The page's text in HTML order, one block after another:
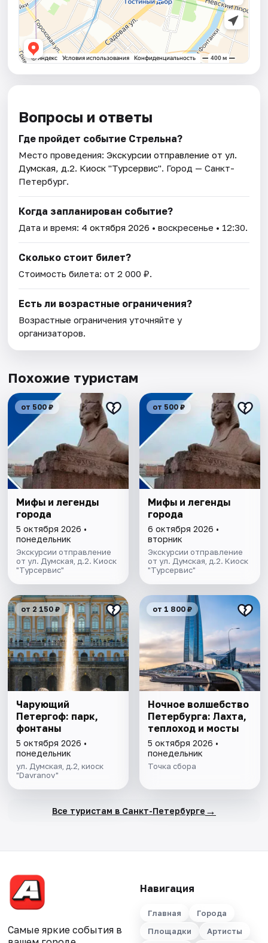
Вопросы и ответы
Где пройдет событие Стрельна?
Место проведения:Экскурсии отправление от ул.
Думская, д.2. Киоск "Турсервис". Город — Санкт-
Петербург.
Когда запланирован событие?
Дата и время: 4 октября 2026 • воскресенье • 12:30.
Сколько стоит билет?
Стоимость билета: от 2 000 ₽.
Есть ли возрастные ограничения?
Возрастные ограничения уточняйте у
организаторов.
Похожие туристам
от 500 ₽
Мифы и легенды
города
5 октября 2026 •
понедельник
Экскурсии отправление
от ул. Думская, д.2. Киоск
"Турсервис"
от 500 ₽
Мифы и легенды
города
6 октября 2026 •
вторник
Экскурсии отправление
от ул. Думская, д.2. Киоск
"Турсервис"
от 2 150 ₽
Чарующий
Петергоф: парк,
фонтаны
5 октября 2026 •
понедельник
ул. Думская, д.2, киоск
"Davranov"
от 1 800 ₽
Ночное волшебство
Петербурга: Лахта,
теплоход и мосты
5 октября 2026 •
понедельник
Точка сбора
Все туристам в Санкт-Петербурге →
Самые яркие события в
Навигация
Главная
Города
Площадки
Артисты